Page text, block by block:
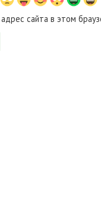
сайта в этом